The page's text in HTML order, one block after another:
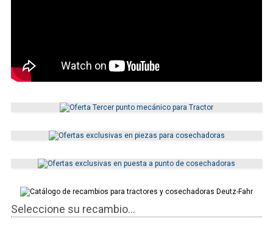
Seleccione su recambio...